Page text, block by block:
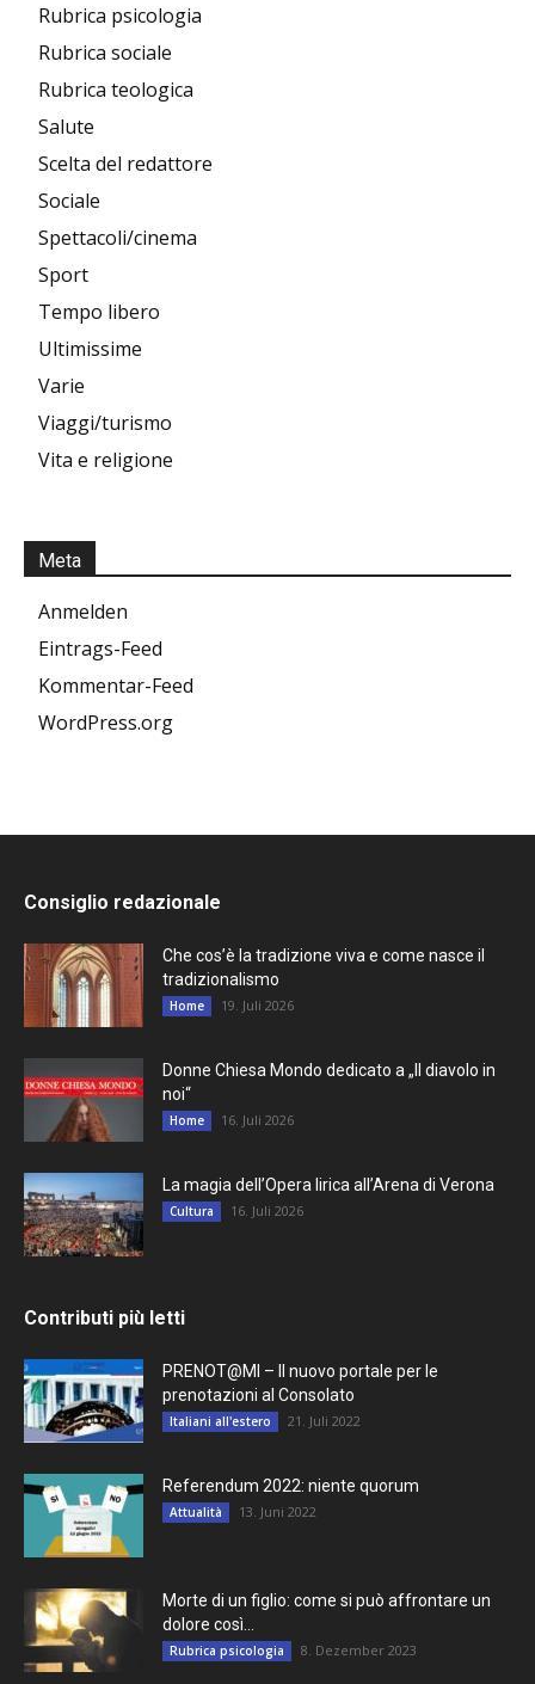
Rubrica psicologia
Rubrica sociale
Rubrica teologica
Salute
Scelta del redattore
Sociale
Spettacoli/cinema
Sport
Tempo libero
Ultimissime
Varie
Viaggi/turismo
Vita e religione
Meta
Anmelden
Eintrags-Feed
Kommentar-Feed
WordPress.org
Consiglio redazionale
Che cos’è la tradizione viva e come nasce il
tradizionalismo
Home 19. Juli 2026
Donne Chiesa Mondo dedicato a „Il diavolo in
noi“
Home 16. Juli 2026
La magia dell’Opera lirica all’Arena di Verona
Cultura 16. Juli 2026
Contributi più letti
PRENOT@MI – Il nuovo portale per le
prenotazioni al Consolato
Italiani all'estero 21. Juli 2022
Referendum 2022: niente quorum
Attualità 13. Juni 2022
Morte di un figlio: come si può affrontare un
dolore così...
Rubrica psicologia 8. Dezember 2023